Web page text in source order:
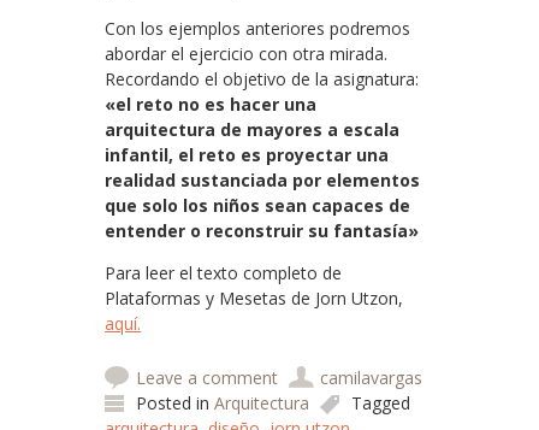
Con los ejemplos anteriores podremos
abordar el ejercicio con otra mirada.
Recordando el objetivo de la asignatura:
«el reto no es hacer una
arquitectura de mayores a escala
infantil, el reto es proyectar una
realidad sustanciada por elementos
que solo los niños sean capaces de
entender o reconstruir su fantasía»
Para leer el texto completo de
Plataformas y Mesetas de Jorn Utzon,
aquí.
Leave a comment
camilavargas
Posted inArquitectura
Tagged